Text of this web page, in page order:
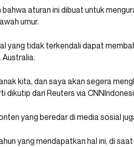
aturan ini dibuat untuk
umur.
yang tidak terkendali dapat
Australia.
kita, dan saya akan segera
dikutip dari Reuters via
yang beredar di media sosial
yang mendapatkan hal ini, di